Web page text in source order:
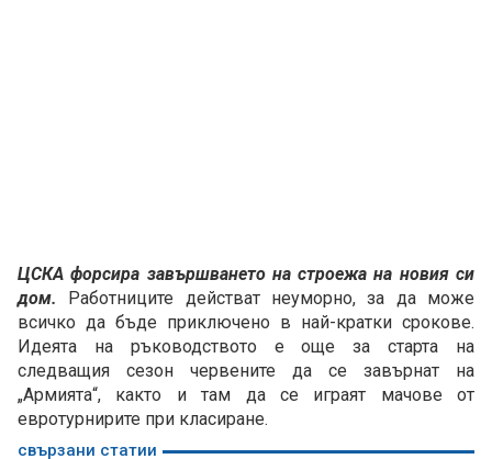
ЦСКА форсира завършването на строежа на новия си
дом. Работниците действат неуморно, за да може
всичко да бъде приключено в най-кратки срокове.
Идеята на ръководството е още за старта на
следващия сезон червените да се завърнат на
„Армията“, както и там да се играят мачове от
евротурнирите при класиране.
свързани статии